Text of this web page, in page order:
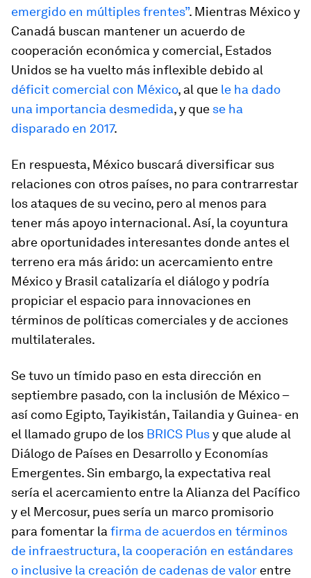
emergido en múltiples frentes”. Mientras México y
Canadá buscan mantener un acuerdo de
cooperación económica y comercial, Estados
Unidos se ha vuelto más inflexible debido al
déficit comercial con México, al que le ha dado
una importancia desmedida, y que se ha
disparado en 2017.
En respuesta, México buscará diversificar sus
relaciones con otros países, no para contrarrestar
los ataques de su vecino, pero al menos para
tener más apoyo internacional. Así, la coyuntura
abre oportunidades interesantes donde antes el
terreno era más árido: un acercamiento entre
México y Brasil catalizaría el diálogo y podría
propiciar el espacio para innovaciones en
términos de políticas comerciales y de acciones
multilaterales.
Se tuvo un tímido paso en esta dirección en
septiembre pasado, con la inclusión de México –
así como Egipto, Tayikistán, Tailandia y Guinea- en
el llamado grupo de los BRICS Plusy que alude al
Diálogo de Países en Desarrollo y Economías
Emergentes. Sin embargo, la expectativa real
sería el acercamiento entre la Alianza del Pacífico
y el Mercosur, pues sería un marco promisorio
para fomentar la firma de acuerdos en términos
de infraestructura, la cooperación en estándares
o inclusive la creación de cadenas de valor entre